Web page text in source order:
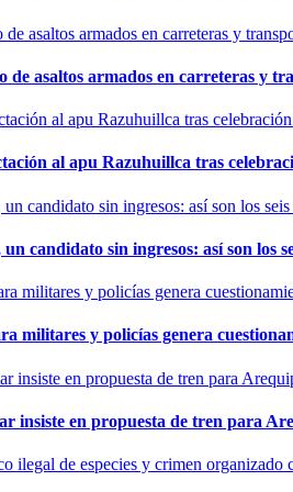
asaltos armados en carreteras y
al apu Razuhuillca tras
candidato sin ingresos: así son los
militares y policías genera
insiste en propuesta de tren para